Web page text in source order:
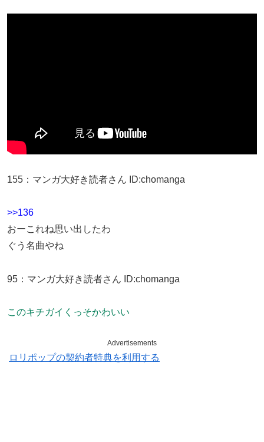
155 ： マンガ大好き読者さん ID:chomanga
>>136
おーこれね思い出したわ
ぐう名曲やね
95 ： マンガ大好き読者さん ID:chomanga
このキチガイくっそかわいい
Advertisements
ロリポップの契約者特典を利用する